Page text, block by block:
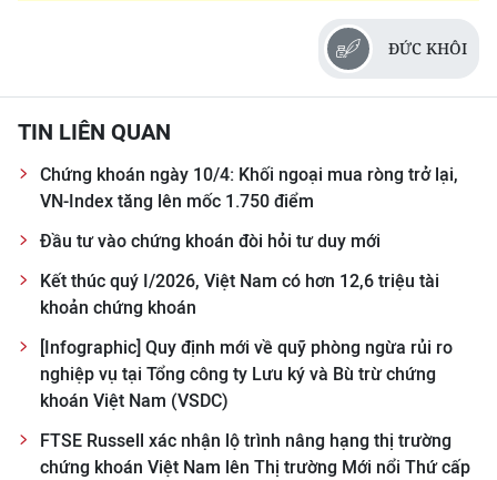
NHÂN DÂN HẰNG THÁNG
MUA BÁO
ENGLISH
中文
FRANÇAIS
РУССКИЙ
ĐỨC KHÔI
TIN LIÊN QUAN
Chứng khoán ngày 10/4: Khối ngoại mua ròng trở lại,
VN-Index tăng lên mốc 1.750 điểm
Đầu tư vào chứng khoán đòi hỏi tư duy mới
Kết thúc quý I/2026, Việt Nam có hơn 12,6 triệu tài
khoản chứng khoán
[Infographic] Quy định mới về quỹ phòng ngừa rủi ro
nghiệp vụ tại Tổng công ty Lưu ký và Bù trừ chứng
khoán Việt Nam (VSDC)
FTSE Russell xác nhận lộ trình nâng hạng thị trường
chứng khoán Việt Nam lên Thị trường Mới nổi Thứ cấp